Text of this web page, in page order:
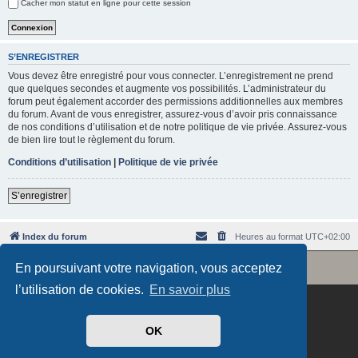
En poursuivant votre navigation, vous acceptez
l’utilisation de cookies. En savoir plus
OK
Cacher mon statut en ligne pour cette session
S’ENREGISTRER
Vous devez être enregistré pour vous connecter. L’enregistrement ne prend
que quelques secondes et augmente vos possibilités. L’administrateur du
forum peut également accorder des permissions additionnelles aux membres
du forum. Avant de vous enregistrer, assurez-vous d’avoir pris connaissance
de nos conditions d’utilisation et de notre politique de vie privée. Assurez-vous
de bien lire tout le règlement du forum.
Conditions d’utilisation | Politique de vie privée
S’enregistrer
Index du forum Heures au format UTC+02:00
Développé parphpBB® Forum Software © phpBB Limited
Traduit par
phpBB-fr.com